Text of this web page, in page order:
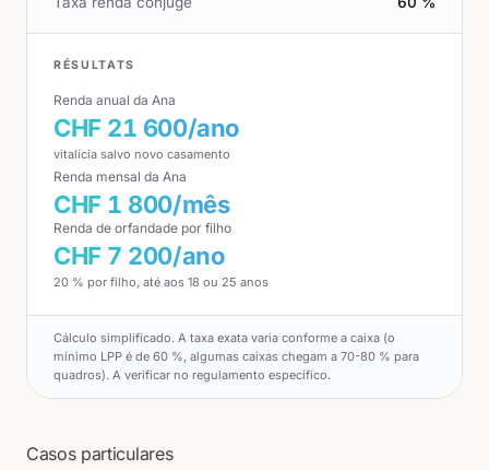
RÉSULTATS
Renda anual da Ana
CHF 21 600/ano
vitalícia salvo novo casamento
Renda mensal da Ana
CHF 1 800/mês
Renda de orfandade por filho
CHF 7 200/ano
20 % por filho, até aos 18 ou 25 anos
Cálculo simplificado. A taxa exata varia conforme a caixa (o
mínimo LPP é de 60 %, algumas caixas chegam a 70-80 % para
quadros). A verificar no regulamento específico.
Casos particulares